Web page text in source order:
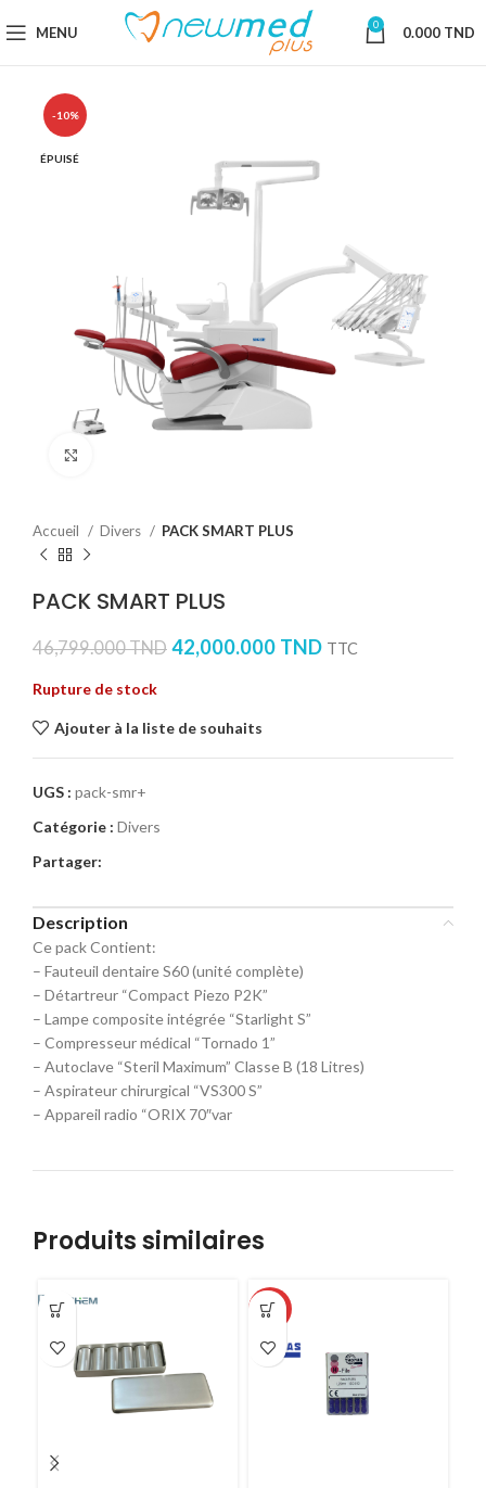
MENU 0 0.000 TND
-10%
ÉPUISÉ
Accueil Divers PACK SMART PLUS
PACK SMART PLUS
46,799.000TND 42,000.000 TND TTC
Rupture de stock
Ajouter à la liste de souhaits
UGS : pack-smr+
Catégorie : Divers
Partager:
Description
Ce pack Contient:
– Fauteuil dentaire S60 (unité complète)
– Détartreur “Compact Piezo P2K”
– Lampe composite intégrée “Starlight S”
– Compresseur médical “Tornado 1”
– Autoclave “Steril Maximum” Classe B (18 Litres)
– Aspirateur chirurgical “VS300 S”
– Appareil radio “ORIX 70″var
Produits similaires
-33%